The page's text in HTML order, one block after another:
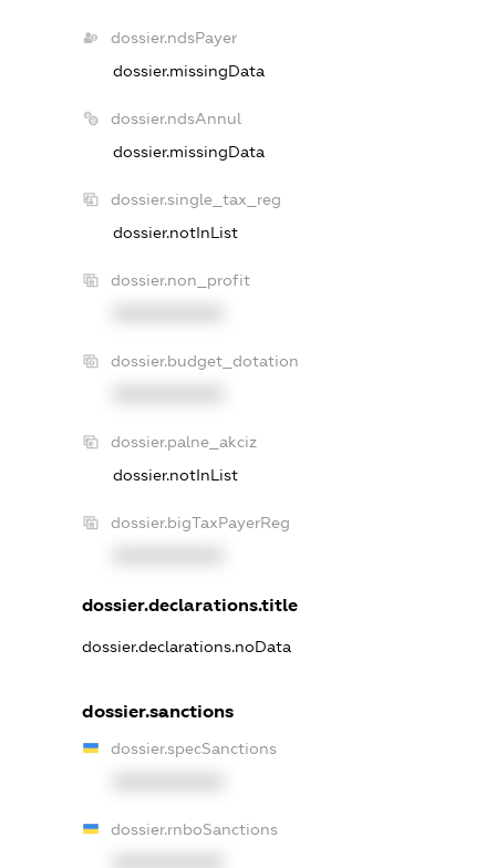
dossier.ndsPayer
dossier.missingData
dossier.ndsAnnul
dossier.missingData
dossier.single_tax_reg
dossier.notInList
dossier.non_profit
dossier.budget_dotation
dossier.palne_akciz
dossier.notInList
dossier.bigTaxPayerReg
dossier.declarations.title
dossier.declarations.noData
dossier.sanctions
dossier.specSanctions
dossier.rnboSanctions